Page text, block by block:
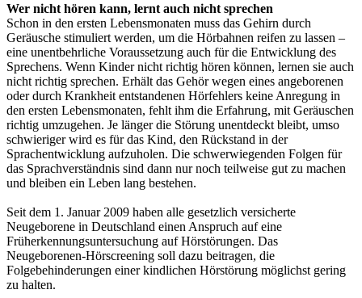
Wer nicht hören kann, lernt auch nicht sprechen
Schon in den ersten Lebensmonaten muss das Gehirn durch
Geräusche stimuliert werden, um die Hörbahnen reifen zu lassen –
eine unentbehrliche Voraussetzung auch für die Entwicklung des
Sprechens. Wenn Kinder nicht richtig hören können, lernen sie auch
nicht richtig sprechen. Erhält das Gehör wegen eines angeborenen
oder durch Krankheit entstandenen Hörfehlers keine Anregung in
den ersten Lebensmonaten, fehlt ihm die Erfahrung, mit Geräuschen
richtig umzugehen. Je länger die Störung unentdeckt bleibt, umso
schwieriger wird es für das Kind, den Rückstand in der
Sprachentwicklung aufzuholen. Die schwerwiegenden Folgen für
das Sprachverständnis sind dann nur noch teilweise gut zu machen
und bleiben ein Leben lang bestehen.
Seit dem 1. Januar 2009 haben alle gesetzlich versicherte
Neugeborene in Deutschland einen Anspruch auf eine
Früherkennungsuntersuchung auf Hörstörungen. Das
Neugeborenen-Hörscreening soll dazu beitragen, die
Folgebehinderungen einer kindlichen Hörstörung möglichst gering
zu halten.